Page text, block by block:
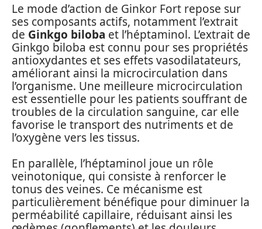
Le mode d’action de Ginkor Fort repose sur
ses composants actifs, notamment l’extrait
de Ginkgo biloba et l’héptaminol. L’extrait de
Ginkgo biloba est connu pour ses propriétés
antioxydantes et ses effets vasodilatateurs,
améliorant ainsi la microcirculation dans
l’organisme. Une meilleure microcirculation
est essentielle pour les patients souffrant de
troubles de la circulation sanguine, car elle
favorise le transport des nutriments et de
l’oxygène vers les tissus.
En parallèle, l’héptaminol joue un rôle
veinotonique, qui consiste à renforcer le
tonus des veines. Ce mécanisme est
particulièrement bénéfique pour diminuer la
perméabilité capillaire, réduisant ainsi les